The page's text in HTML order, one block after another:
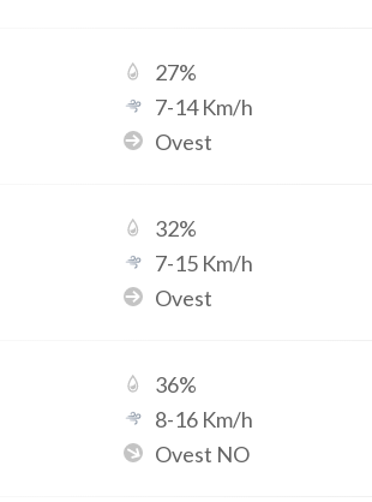
27%
7-14Km/h
Ovest
32%
7-15 Km/h
Ovest
36%
8-16 Km/h
Ovest NO